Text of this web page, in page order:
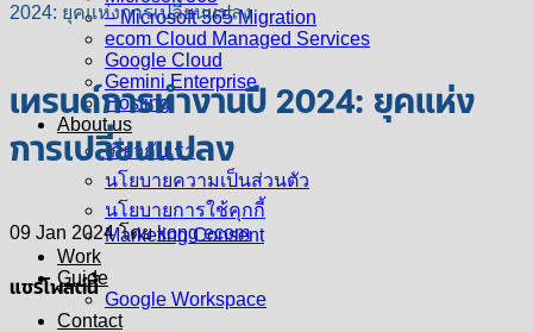
– Microsoft 365 Migration
ecom Cloud Managed Services
Google Cloud
Gemini Enterprise
Hosting
About us
เกี่ยวกับเรา
นโยบายความเป็นส่วนตัว
นโยบายการใช้คุกกี้
Marketing Consent
Work
Guide
Google Workspace
Contact
2024: ยุคแห่งการเปลี่ยนแปลง
เทรนด์การทำงานปี 2024: ยุคแห่ง
การเปลี่ยนแปลง
09 Jan 2024โดยkong ecom
แชร์โพสต์นี้